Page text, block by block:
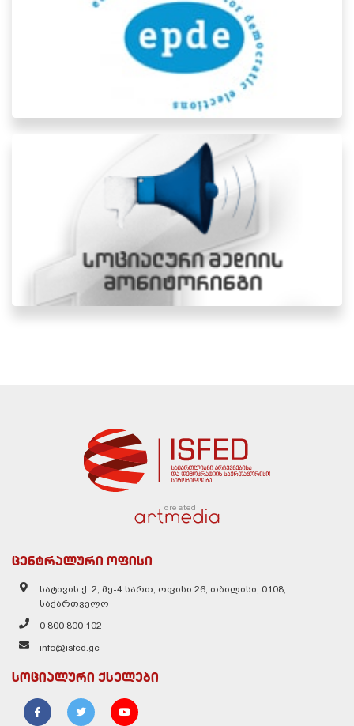
created
ცენტრალური ოფისი
სატივის ქ. 2, მე-4 სართ, ოფისი 26, თბილისი, 0108,
საქართველო
0 800 800 102
info@isfed.ge
სოციალური ქსელები